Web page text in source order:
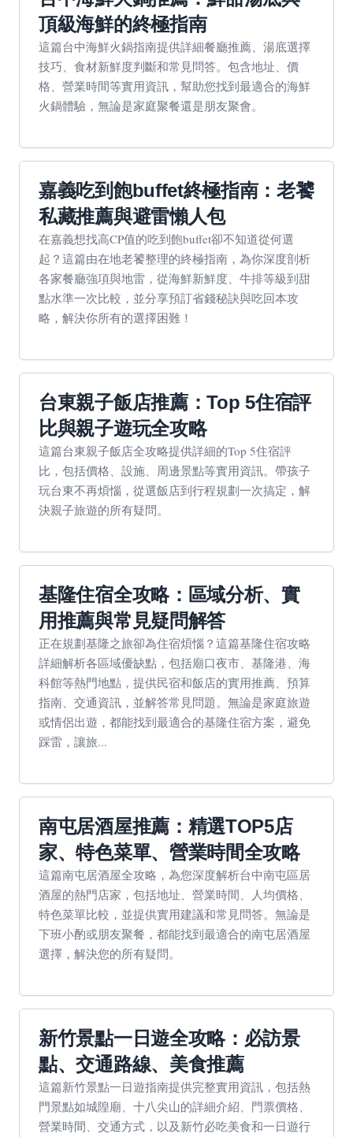
頂級海鮮的終極指南
這篇台中海鮮火鍋指南提供詳細餐廳推薦、湯底選擇
技巧、食材新鮮度判斷和常見問答。包含地址、價
格、營業時間等實用資訊，幫助您找到最適合的海鮮
火鍋體驗，無論是家庭聚餐還是朋友聚會。
嘉義吃到飽buffet終極指南：老饕
私藏推薦與避雷懶人包
在嘉義想找高CP值的吃到飽buffet卻不知道從何選
起？這篇由在地老饕整理的終極指南，為你深度剖析
各家餐廳強項與地雷，從海鮮新鮮度、牛排等級到甜
點水準一次比較，並分享預訂省錢秘訣與吃回本攻
略，解決你所有的選擇困難！
台東親子飯店推薦：Top 5住宿評
比與親子遊玩全攻略
這篇台東親子飯店全攻略提供詳細的Top 5住宿評
比，包括價格、設施、周邊景點等實用資訊。帶孩子
玩台東不再煩惱，從選飯店到行程規劃一次搞定，解
決親子旅遊的所有疑問。
基隆住宿全攻略：區域分析、實
用推薦與常見疑問解答
正在規劃基隆之旅卻為住宿煩惱？這篇基隆住宿攻略
詳細解析各區域優缺點，包括廟口夜市、基隆港、海
科館等熱門地點，提供民宿和飯店的實用推薦、預算
指南、交通資訊，並解答常見問題。無論是家庭旅遊
或情侶出遊，都能找到最適合的基隆住宿方案，避免
踩雷，讓旅...
南屯居酒屋推薦：精選TOP5店
家、特色菜單、營業時間全攻略
這篇南屯居酒屋全攻略，為您深度解析台中南屯區居
酒屋的熱門店家，包括地址、營業時間、人均價格、
特色菜單比較，並提供實用建議和常見問答。無論是
下班小酌或朋友聚餐，都能找到最適合的南屯居酒屋
選擇，解決您的所有疑問。
新竹景點一日遊全攻略：必訪景
點、交通路線、美食推薦
這篇新竹景點一日遊指南提供完整實用資訊，包括熱
門景點如城隍廟、十八尖山的詳細介紹、門票價格、
營業時間、交通方式，以及新竹必吃美食和一日遊行